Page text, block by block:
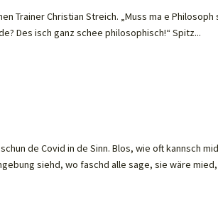
Trainer Christian Streich. „Muss ma e Philosoph
Des isch ganz schee philosophisch!“ Spitz...
de Covid in de Sinn. Blos, wie oft kannsch mid
siehd, wo faschd alle sage, sie wäre mied,